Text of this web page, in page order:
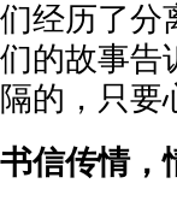
们经历了分
们的故事告
隔的，只要
书信传情